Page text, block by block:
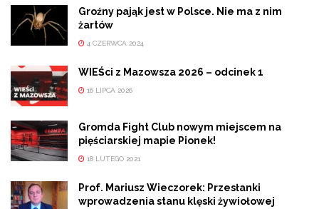
Groźny pająk jest w Polsce. Nie ma z nim
żartów
4 CZERWCA 2024
WIEŚci z Mazowsza 2026 – odcinek 1
16 LIPCA 2026
Gromda Fight Club nowym miejscem na
pięściarskiej mapie Pionek!
18 LUTEGO 2021
Prof. Mariusz Wieczorek: Przesłanki
wprowadzenia stanu klęski żywiołowej